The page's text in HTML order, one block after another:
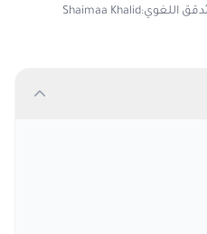
اللغوي:Shaimaa Khalid